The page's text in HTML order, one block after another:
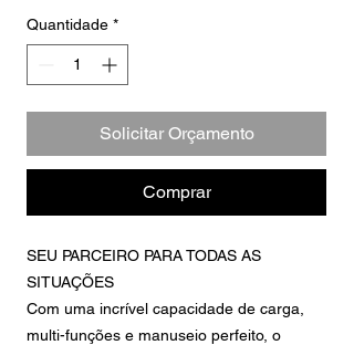
Quantidade *
Solicitar Orçamento
Comprar
SEU PARCEIRO PARA TODAS AS
SITUAÇÕES
Com uma incrível capacidade de carga,
multi-funções e manuseio perfeito, o